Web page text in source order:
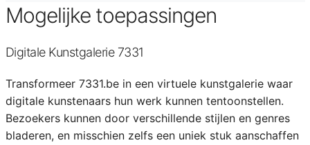
Mogelijke toepassingen
Digitale Kunstgalerie 7331
Transformeer 7331.be in een virtuele kunstgalerie waar
digitale kunstenaars hun werk kunnen tentoonstellen.
Bezoekers kunnen door verschillende stijlen en genres
bladeren, en misschien zelfs een uniek stuk aanschaffen